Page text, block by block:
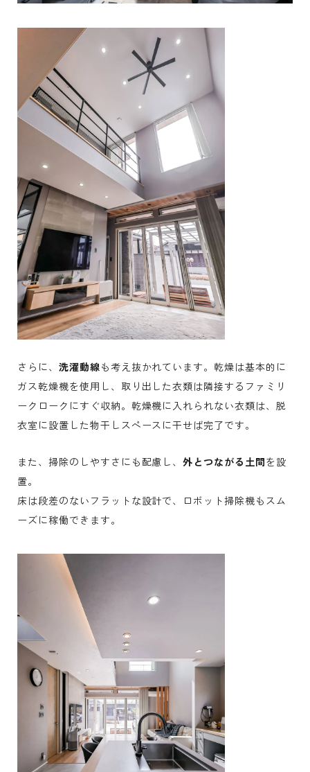
さらに、 洗濯動線も考え抜かれています。乾燥は基本的に
ガス乾燥機を使用し、取り出した衣類は隣接するファミリ
ークロークにすぐ収納。乾燥機に入れられない衣類は、脱
衣室に設置した物干しスペースに干せば完了です。
また、掃除のしやすさにも配慮し、外とつながる土間を設
置。
床は段差のないフラットな設計で、ロボット掃除機もスム
ーズに稼働できます。